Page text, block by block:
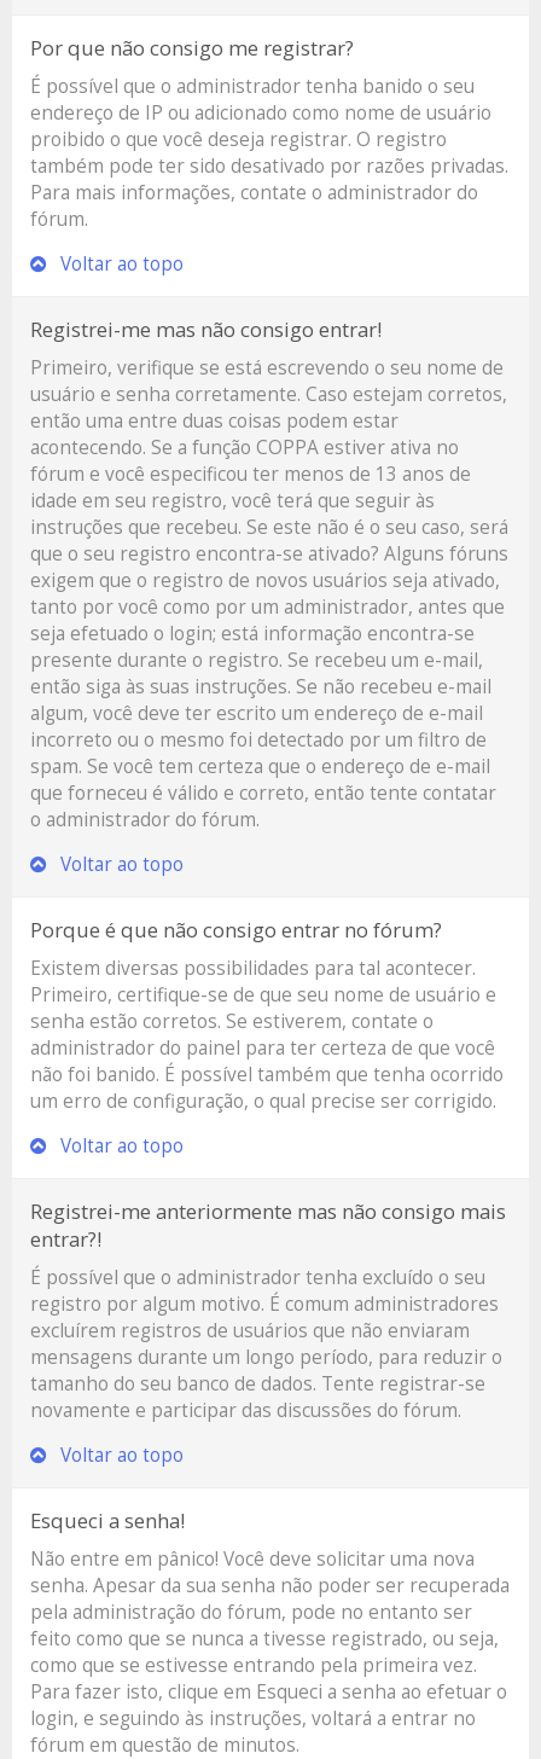
Por que não consigo me registrar?
É possível que o administrador tenha banido o seu
endereço de IP ou adicionado como nome de usuário
proibido o que você deseja registrar. O registro
também pode ter sido desativado por razões privadas.
Para mais informações, contate o administrador do
fórum.
Voltar ao topo
Registrei-me mas não consigo entrar!
Primeiro, verifique se está escrevendo o seu nome de
usuário e senha corretamente. Caso estejam corretos,
então uma entre duas coisas podem estar
acontecendo. Se a função COPPA estiver ativa no
fórum e você especificou ter menos de 13 anos de
idade em seu registro, você terá que seguir às
instruções que recebeu. Se este não é o seu caso, será
que o seu registro encontra-se ativado? Alguns fóruns
exigem que o registro de novos usuários seja ativado,
tanto por você como por um administrador, antes que
seja efetuado o login; está informação encontra-se
presente durante o registro. Se recebeu um e-mail,
então siga às suas instruções. Se não recebeu e-mail
algum, você deve ter escrito um endereço de e-mail
incorreto ou o mesmo foi detectado por um filtro de
spam. Se você tem certeza que o endereço de e-mail
que forneceu é válido e correto, então tente contatar
o administrador do fórum.
Voltar ao topo
Porque é que não consigo entrar no fórum?
Existem diversas possibilidades para tal acontecer.
Primeiro, certifique-se de que seu nome de usuário e
senha estão corretos. Se estiverem, contate o
administrador do painel para ter certeza de que você
não foi banido. É possível também que tenha ocorrido
um erro de configuração, o qual precise ser corrigido.
Voltar ao topo
Registrei-me anteriormente mas não consigo mais
entrar?!
É possível que o administrador tenha excluído o seu
registro por algum motivo. É comum administradores
excluírem registros de usuários que não enviaram
mensagens durante um longo período, para reduzir o
tamanho do seu banco de dados. Tente registrar-se
novamente e participar das discussões do fórum.
Voltar ao topo
Esqueci a senha!
Não entre em pânico! Você deve solicitar uma nova
senha. Apesar da sua senha não poder ser recuperada
pela administração do fórum, pode no entanto ser
feito como que se nunca a tivesse registrado, ou seja,
como que se estivesse entrando pela primeira vez.
Para fazer isto, clique em Esqueci a senha ao efetuar o
login, e seguindo às instruções, voltará a entrar no
fórum em questão de minutos.